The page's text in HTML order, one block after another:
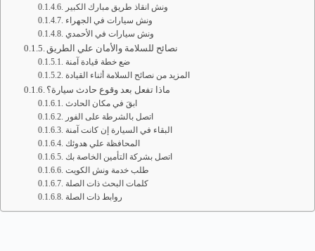
ونش انقاذ طريق مبارك الكبير
ونش سيارات في الجهراء
ونش سيارات في الأحمدي
نصائح للسلامة والأمان علي الطريق
ضع خطة قيادة آمنة
المزيد من نصائح السلامة أثناء القيادة
ماذا تفعل بعد وقوع حادث سيارة؟
ابقَ في مكان الحادث
اتصل بالشرطة على الفور
البقاء في السيارة إن كانت آمنة
المحافظة علي هدوئك
اتصل بشركة التأمين الخاصة بك
طلب خدمة ونش الكويت
كلمات البحث ذات الصلة
روابط ذات الصلة